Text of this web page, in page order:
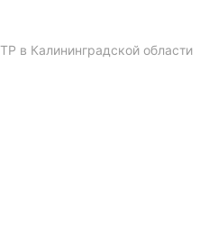
в Калининградской области